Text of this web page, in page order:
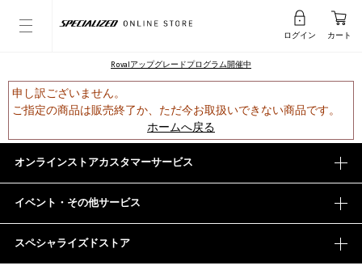
ログイン カート
Rovalアップグレードプログラム開催中
申し訳ございません。
ご指定の商品は販売終了か、ただ今お取扱いできない商品です。
ホームへ戻る
オンラインストアカスタマーサービス
イベント・その他サービス
スペシャライズドストア